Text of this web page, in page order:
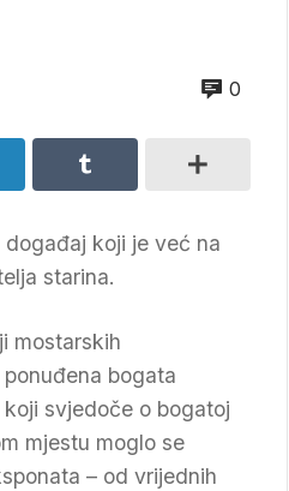
0
koji je već na
starina.
mostarskih
bogata
svjedoče o bogatoj
mjestu moglo se
– od vrijednih